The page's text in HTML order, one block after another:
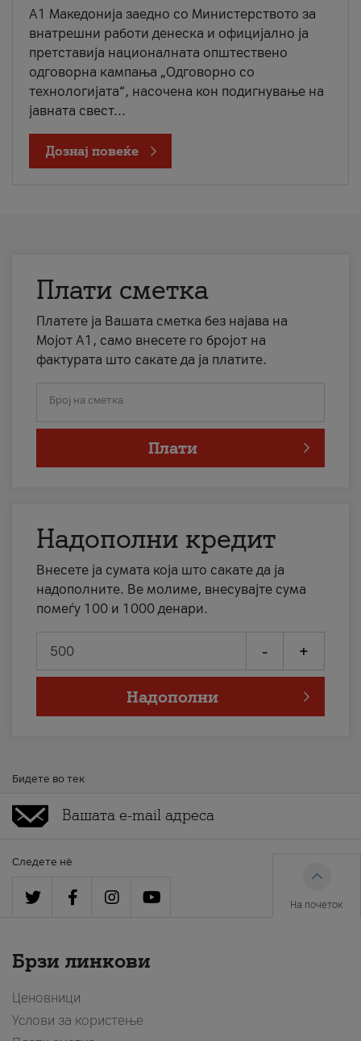
A1 Македонија заедно со Министерството за
внатрешни работи денеска и официјално ја
претставија националната општествено
одговорна кампања „Одговорно со
технологијата“, насочена кон подигнување на
јавната свест...
Дознај повеќе
Плати сметка
Платете ја Вашата сметка без најава на
Мојот А1, само внесете го бројот на
фактурата што сакате да ја платите.
Број на сметка
Плати
Надополни кредит
Внесете ја сумата која што сакате да ја
надополните. Ве молиме, внесувајте сума
помеѓу 100 и 1000 денари.
- +
Надополни
Бидете во тек
Следете нè
На почеток
Брзи линкови
Ценовници
Услови за користење